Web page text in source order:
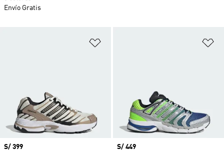
Precio
S/ 399
Precio
S/ 449
Envío Gratis